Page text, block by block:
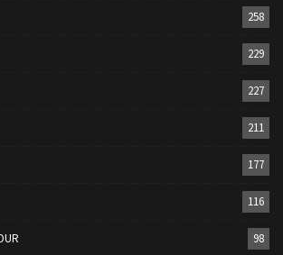
258
229
227
211
177
116
98